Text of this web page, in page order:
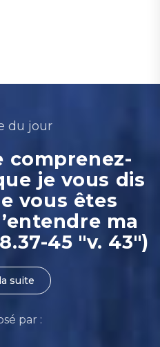
du jour
comprenez-
je vous dis
vous êtes
ma
45 "v. 43")
suite
par :